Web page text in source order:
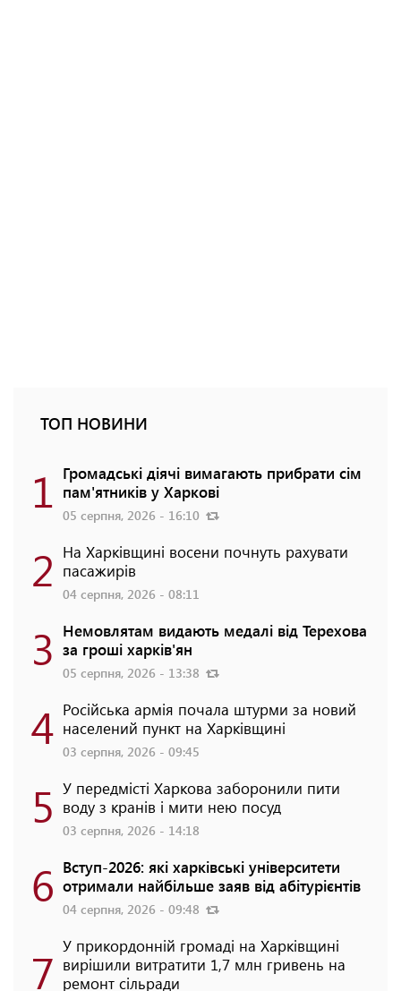
ТОП НОВИНИ
1 Громадські діячі вимагають прибрати сім
пам'ятників у Харкові
05 серпня, 2026 - 16:10
2 На Харківщині восени почнуть рахувати
пасажирів
04 серпня, 2026 - 08:11
3 Немовлятам видають медалі від Терехова
за гроші харків'ян
05 серпня, 2026 - 13:38
4 Російська армія почала штурми за новий
населений пункт на Харківщині
03 серпня, 2026 - 09:45
5 У передмісті Харкова заборонили пити
воду з кранів і мити нею посуд
03 серпня, 2026 - 14:18
6 Вступ-2026: які харківські університети
отримали найбільше заяв від абітурієнтів
04 серпня, 2026 - 09:48
7 У прикордонній громаді на Харківщині
вирішили витратити 1,7 млн гривень на
ремонт сільради